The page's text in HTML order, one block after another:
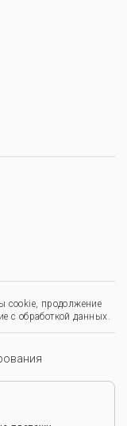
cookie, продолжение
с обработкой данных.